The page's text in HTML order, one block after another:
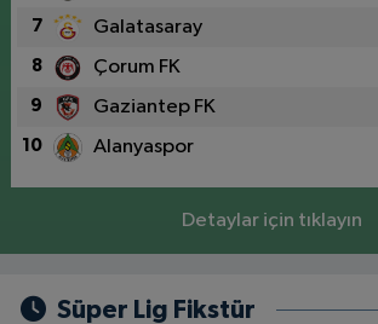
7 Galatasaray
8 Çorum FK
9 Gaziantep FK
10 Alanyaspor
Detaylar için tıklayın
Süper Lig Fikstür